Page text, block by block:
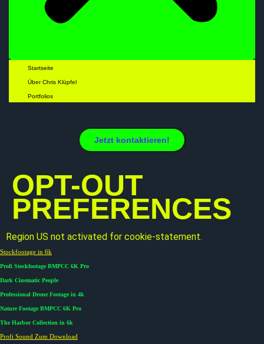
Startseite
Über Chris Klüpfel
Portfolios
Jetzt kontaktieren!
OPT-OUT
PREFERENCES
Region US not activated for cookie-statement.
Stockfootage in 6k
Profi Stockfootage BMPCC 6K Pro
Dark Cinematic People
Professional Drone Footage in 4k
Nature Footage BMPCC 6K Pro
The Harbor Collection in 6k
Profi Sound Zum Download